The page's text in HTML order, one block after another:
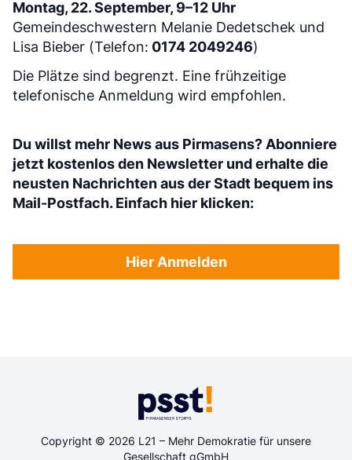
Montag, 22. September, 9–12 Uhr
Gemeindeschwestern Melanie Dedetschek und
Lisa Bieber (Telefon: 0174 2049246)
Die Plätze sind begrenzt. Eine frühzeitige
telefonische Anmeldung wird empfohlen.
Du willst mehr News aus Pirmasens? Abonniere
jetzt kostenlos den Newsletter und erhalte die
neusten Nachrichten aus der Stadt bequem ins
Mail-Postfach. Einfach hier klicken:
Hier Anmelden
Copyright © 2026 L21 – Mehr Demokratie für unsere
Gesellschaft gGmbH